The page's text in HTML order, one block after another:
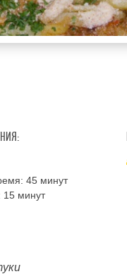
45 минут
15 минут